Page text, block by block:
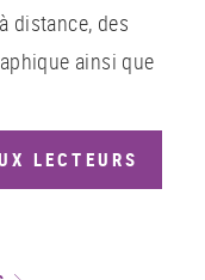
distance, des
ainsi que
LECTEURS